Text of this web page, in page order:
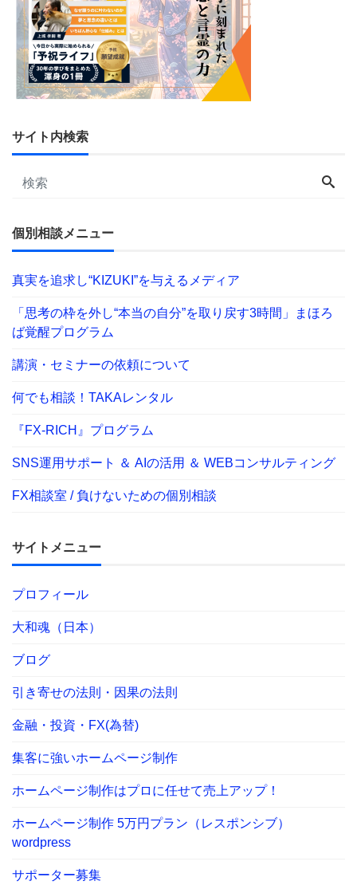
サイト内検索
個別相談メニュー
真実を追求し“KIZUKI”を与えるメディア
「思考の枠を外し“本当の自分”を取り戻す3時間」まほろ
ば覚醒プログラム
講演・セミナーの依頼について
何でも相談！TAKAレンタル
『FX-RICH』プログラム
SNS運用サポート ＆ AIの活用 ＆ WEBコンサルティング
FX相談室 / 負けないための個別相談
サイトメニュー
プロフィール
大和魂（日本）
ブログ
引き寄せの法則・因果の法則
金融・投資・FX(為替)
集客に強いホームページ制作
ホームページ制作はプロに任せて売上アップ！
ホームページ制作 5万円プラン（レスポンシブ）
wordpress
サポーター募集